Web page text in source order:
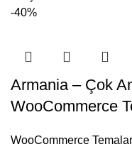
-40%
Armania – Çok
WooCommerce
WooCommerce